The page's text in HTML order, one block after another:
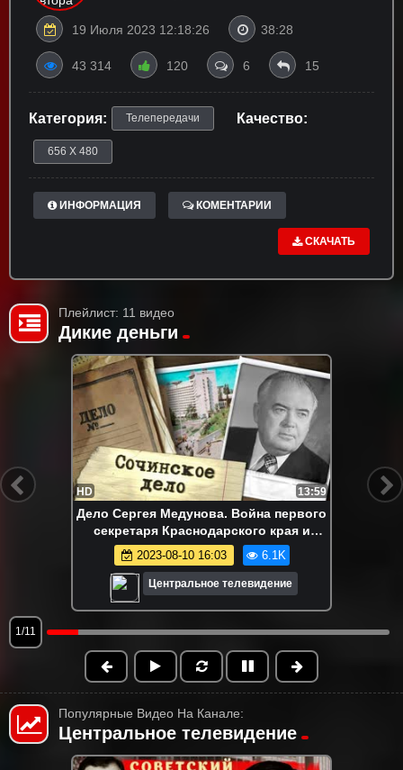
19 Июля 2023 12:18:26 38:28
43 314 120 6 15
Категория: Телепередачи Качество:
656 X 480
ИНФОРМАЦИЯ КОМЕНТАРИИ
СКАЧАТЬ
Плейлист: 11 видео
Дикие деньги
HD 13:59
Дело Сергея Медунова. Война первого
секретаря Краснодарского края и
Генпрокуратуры СССР.
2023-08-10 16:03 6.1K
Центральное телевидение
1/11
Популярные Видео На Канале:
Центральное телевидение